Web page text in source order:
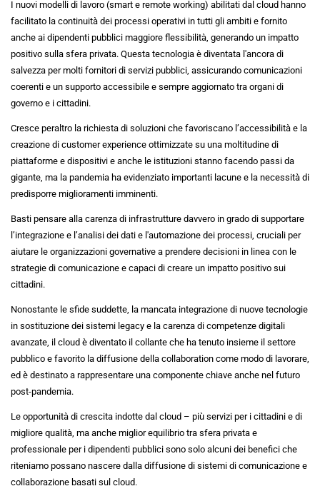
I nuovi modelli di lavoro (smart e remote working) abilitati dal cloud hanno
facilitato la continuità dei processi operativi in tutti gli ambiti e fornito
anche ai dipendenti pubblici maggiore flessibilità, generando un impatto
positivo sulla sfera privata. Questa tecnologia è diventata l'ancora di
salvezza per molti fornitori di servizi pubblici, assicurando comunicazioni
coerenti e un supporto accessibile e sempre aggiornato tra organi di
governo e i cittadini.
Cresce peraltro la richiesta di soluzioni che favoriscano l’accessibilità e la
creazione di customer experience ottimizzate su una moltitudine di
piattaforme e dispositivi e anche le istituzioni stanno facendo passi da
gigante, ma la pandemia ha evidenziato importanti lacune e la necessità di
predisporre miglioramenti imminenti.
Basti pensare alla carenza di infrastrutture davvero in grado di supportare
l’integrazione e l’analisi dei dati e l'automazione dei processi, cruciali per
aiutare le organizzazioni governative a prendere decisioni in linea con le
strategie di comunicazione e capaci di creare un impatto positivo sui
cittadini.
Nonostante le sfide suddette, la mancata integrazione di nuove tecnologie
in sostituzione dei sistemi legacy e la carenza di competenze digitali
avanzate, il cloud è diventato il collante che ha tenuto insieme il settore
pubblico e favorito la diffusione della collaboration come modo di lavorare,
ed è destinato a rappresentare una componente chiave anche nel futuro
post-pandemia.
Le opportunità di crescita indotte dal cloud – più servizi per i cittadini e di
migliore qualità, ma anche miglior equilibrio tra sfera privata e
professionale per i dipendenti pubblici sono solo alcuni dei benefici che
riteniamo possano nascere dalla diffusione di sistemi di comunicazione e
collaborazione basati sul cloud.